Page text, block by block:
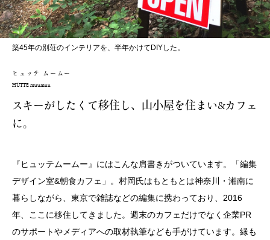
築45年の別荘のインテリアを、半年かけてDIYした。
ヒュッテ ムームー
HÜTTE muumuu
スキーがしたくて移住し、山小屋を住まい&カフェ
に。
『ヒュッテムームー』にはこんな肩書きがついています。「編集
デザイン室&朝食カフェ」。村岡氏はもともとは神奈川・湘南に
暮らしながら、東京で雑誌などの編集に携わっており、2016
年、ここに移住してきました。週末のカフェだけでなく企業PR
のサポートやメディアへの取材執筆なども手がけています。縁も